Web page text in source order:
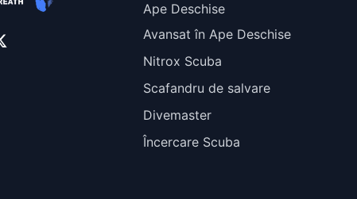
Ape Deschise
Avansat în Ape Deschise
Nitrox Scuba
Scafandru de salvare
Divemaster
Încercare Scuba